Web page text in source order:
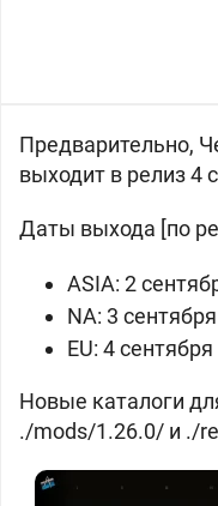
Предварительно,
выходит в релиз 4
Даты выхода [по
ASIA: 2
NA: 3 сентября
EU: 4 сентября
Новые каталоги
./mods/1.26.0/ и ./